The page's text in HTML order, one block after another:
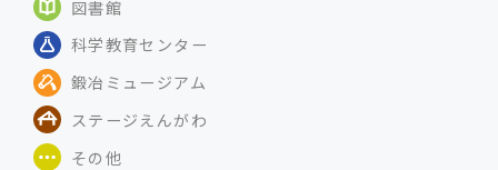
図書館
科学教育センター
鍛冶ミュージアム
ステージえんがわ
その他